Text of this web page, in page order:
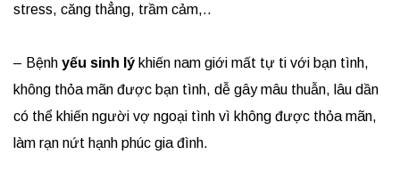
stress, căng thẳng, trầm cảm,..
– Bệnh yếu sinh lý khiến nam giới mất tự ti với bạn tình,
không thỏa mãn được bạn tình, dễ gây mâu thuẫn, lâu dần
có thể khiến người vợ ngoại tình vì không được thỏa mãn,
làm rạn nứt hạnh phúc gia đình.